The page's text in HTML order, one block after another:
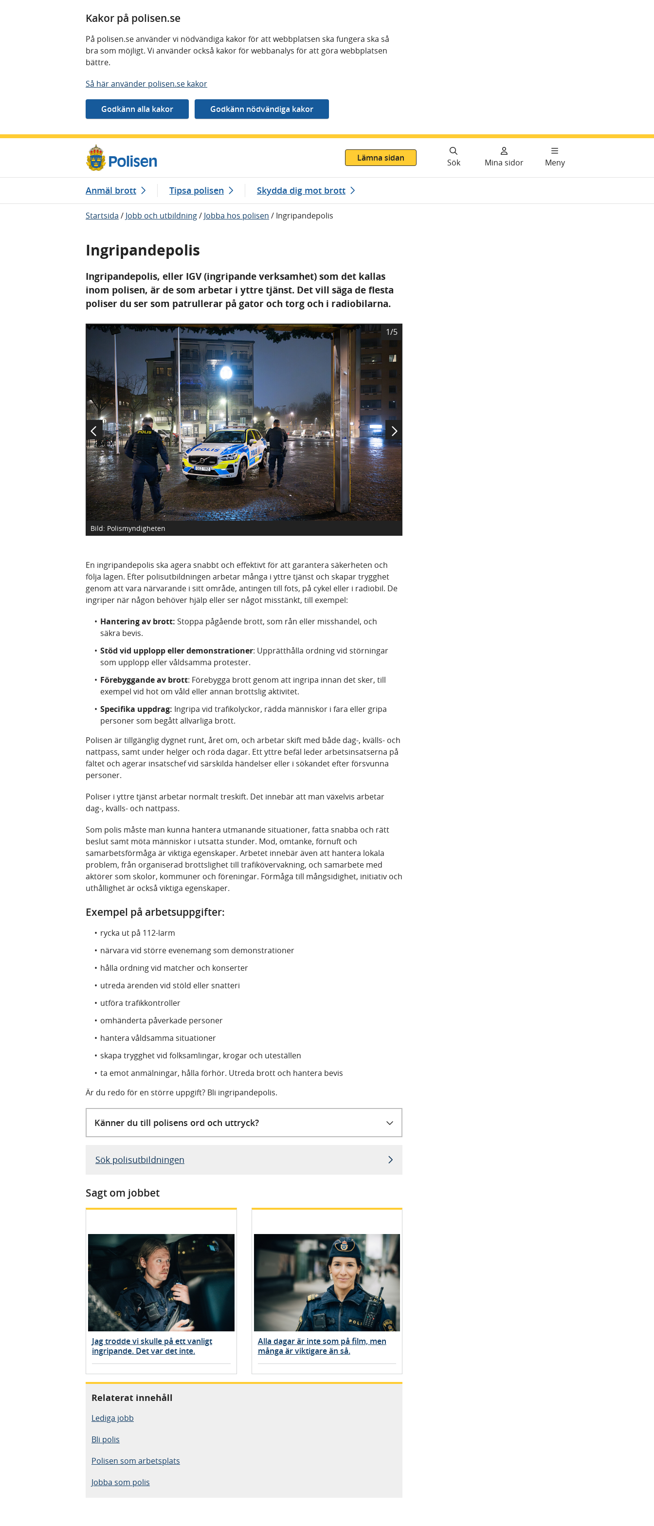
Kakor på polisen.se
På polisen.se använder vi nödvändiga kakor för att webbplatsen ska fungera ska så
bra som möjligt. Vi använder också kakor för webbanalys för att göra webbplatsen
bättre.
Så här använder polisen.se kakor
Lämna sidan
Sök Mina sidor Meny
Anmäl brott Tipsa polisen Skydda dig mot brott
Startsida / Jobb och utbildning/ Jobba hos polisen / Ingripandepolis
Ingripandepolis
Ingripandepolis, eller IGV (ingripande verksamhet) som det kallas
inom polisen, är de som arbetar i yttre tjänst. Det vill säga de flesta
poliser du ser som patrullerar på gator och torg och i radiobilarna.
B
1/5
Bild: Polismyndigheten
En ingripandepolis ska agera snabbt och effektivt för att garantera säkerheten och
följa lagen. Efter polisutbildningen arbetar många i yttre tjänst och skapar trygghet
genom att vara närvarande i sitt område, antingen till fots, på cykel eller i radiobil. De
ingriper när någon behöver hjälp eller ser något misstänkt, till exempel:
Hantering av brott: Stoppa pågående brott, som rån eller misshandel, och
säkra bevis.
Stöd vid upplopp eller demonstrationer: Upprätthålla ordning vid störningar
som upplopp eller våldsamma protester.
Förebyggande av brott: Förebygga brott genom att ingripa innan det sker, till
exempel vid hot om våld eller annan brottslig aktivitet.
Specifika uppdrag: Ingripa vid trafikolyckor, rädda människor i fara eller gripa
personer som begått allvarliga brott.
Polisen är tillgänglig dygnet runt, året om, och arbetar skift med både dag-, kvälls- och
nattpass, samt under helger och röda dagar. Ett yttre befäl leder arbetsinsatserna på
fältet och agerar insatschef vid särskilda händelser eller i sökandet efter försvunna
personer.
Poliser i yttre tjänst arbetar normalt treskift. Det innebär att man växelvis arbetar
dag-, kvälls- och nattpass.
Som polis måste man kunna hantera utmanande situationer, fatta snabba och rätt
beslut samt möta människor i utsatta stunder. Mod, omtanke, förnuft och
samarbetsförmåga är viktiga egenskaper. Arbetet innebär även att hantera lokala
problem, från organiserad brottslighet till trafikövervakning, och samarbete med
aktörer som skolor, kommuner och föreningar. Förmåga till mångsidighet, initiativ och
uthållighet är också viktiga egenskaper.
Exempel på arbetsuppgifter:
rycka ut på 112-larm
närvara vid större evenemang som demonstrationer
hålla ordning vid matcher och konserter
utreda ärenden vid stöld eller snatteri
utföra trafikkontroller
omhänderta påverkade personer
hantera våldsamma situationer
skapa trygghet vid folksamlingar, krogar och uteställen
ta emot anmälningar, hålla förhör. Utreda brott och hantera bevis
Är du redo för en större uppgift? Bli ingripandepolis.
Känner du till polisens ord och uttryck?
Sök polisutbildningen
Sagt om jobbet
Jag trodde vi skulle på ett vanligt
ingripande. Det var det inte.
Alla dagar är inte som på film, men
många är viktigare än så.
Relaterat innehåll
Lediga jobb
Bli polis
Polisen som arbetsplats
Jobba som polis